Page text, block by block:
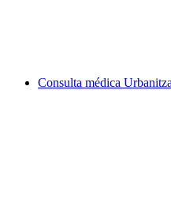
Consulta médica